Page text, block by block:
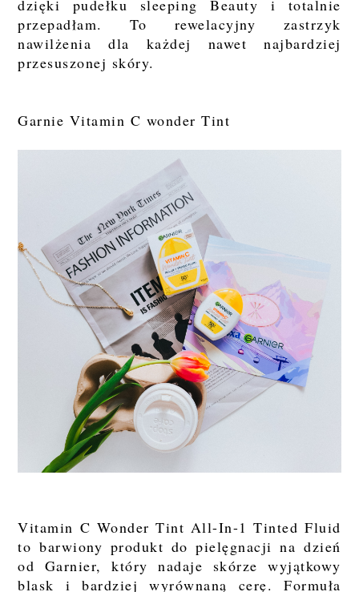
dzięki pudełku sleeping Beauty i totalnie
przepadłam. To rewelacyjny zastrzyk
nawilżenia dla każdej nawet najbardziej
przesuszonej skóry.
Garnie Vitamin C wonder Tint
Vitamin C Wonder Tint All-In-1 Tinted Fluid
to barwiony produkt do pielęgnacji na dzień
od Garnier, który nadaje skórze wyjątkowy
blask i bardziej wyrównaną cerę. Formuła